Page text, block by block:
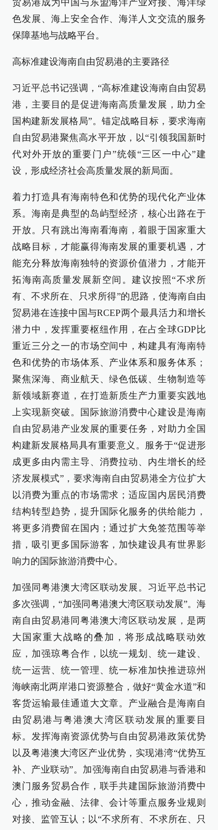
贸易港成为中国与东盟海洋产业对接、海洋绿
色发展、海上安全合作、海洋人文交流的服务
保障基地与战略平台。
高标准建设海南自由贸易港的主要路径
习近平总书记强调，“高标准建设海南自由贸易
港，主要目的是促进海南高质量发展，助力全
国构建新发展格局”。锚定战略目标，要求海南
自由贸易港聚焦高水平开放，以“引领我国新时
代对外开放的重要门户”统领“三区一中心”建
设，形成经济社会高质量发展的新局面。
着力打造具有海南特色和优势的现代化产业体
系。海南是典型的岛屿型经济，核心出路在于
开放。只有跳出海南看海南，着眼于国家重大
战略目标，才能赢得海南发展的重要机遇，才
能充分释放海南独特的资源价值潜力，才能开
拓海南高质量发展新空间。建议按照“不求所
有、不求所在、只求所得”的思路，使海南自由
贸易港在连接中国与RCEP两个最具活力和增长
潜力中，发挥重要枢纽作用，在占全球GDP比
重近三分之一的市场空间中，构建具有海南特
色和优势的市场体系、产业体系和服务体系；
聚焦深海、商业航天、绿色低碳、生物制造等
新领域新赛道，在打造新质生产力重要实践地
上实现新突破。国际旅游消费中心建设是海南
自由贸易港产业发展的重要任务，对助力全国
构建新发展格局具有重要意义。服务于“促进形
成更多由内需主导、消费拉动、内生增长的经
济发展模式”，要求海南自由贸易港全方位扩大
以消费为重点的市场需求；适应国内居民消费
结构转型趋势，提升国际化服务的供给能力，
将更多消费留在国内；通过扩大免签范围等举
措，吸引更多国际游客，加快建设具有世界影
响力的国际旅游消费中心。
加强同粤港澳大湾区联动发展。习近平总书记
多次强调，“加强同粤港澳大湾区联动发展”。海
南自由贸易港同粤港澳大湾区联动发展，是两
大国家重大战略的叠加，将形成战略联动效
应，加强琼粤合作，以统一规划、统一建设、
统一运营、统一管理、统一标准加快推进琼州
海峡南北两岸港口资源整合，做好“黄金水道”和
客货运输最佳通道大文章。产业融合是海南自
由贸易港与粤港澳大湾区联动发展的重要目
标。发挥海南资源优势与自由贸易港政策优势
以及粤港澳大湾区产业优势，实现港湾“优势互
补、产业联动”。加强海南自由贸易港与香港和
澳门服务贸易合作，联手共建国际旅游消费中
心，推动金融、法律、会计等重点服务业规则
对接、监管互认；以“不求所有、不求所在、只